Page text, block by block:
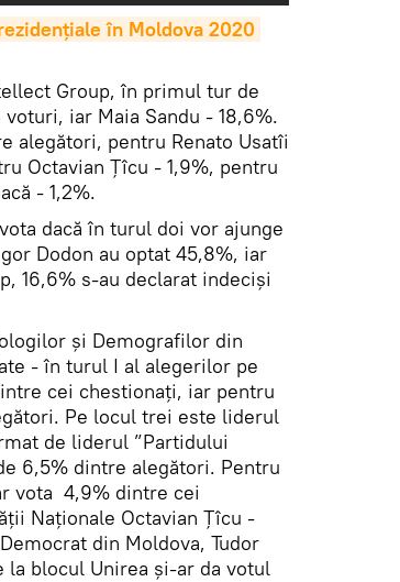
în Moldova 2020
Group, în primul tur de
iar Maia Sandu - 18,6%.
alegători, pentru Renato Usatîi
Octavian Țîcu - 1,9%, pentru
- 1,2%.
dacă în turul doi vor ajunge
Dodon au optat 45,8%, iar
16,6% s-au declarat indeciși
și Demografilor din
- în turul I al alegerilor pe
cei chestionați, iar pentru
Pe locul trei este liderul
de liderul ”Partidului
6,5% dintre alegători. Pentru
vota 4,9% dintre cei
Naționale Octavian Țîcu -
din Moldova, Tudor
la blocul Unirea și-ar da votul